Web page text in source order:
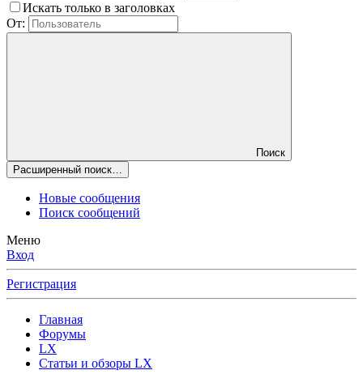
Искать только в заголовках
От:
Поиск
Расширенный поиск…
Новые сообщения
Поиск сообщений
Меню
Вход
Регистрация
Главная
Форумы
LX
Статьи и обзоры LX